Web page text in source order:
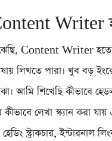
Writer
Content Writer হতে
লিখতে পারা। খুব বড়
আমি শিখেছি কীভাবে
লেখা স্ক্যান করা
হেডিং স্ট্রাকচার,